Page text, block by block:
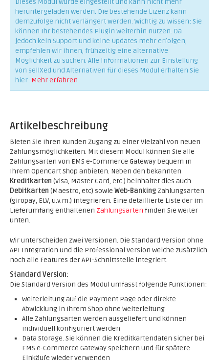
Dieses Modul wurde eingestellt und kann nicht mehr
heruntergeladen werden. Die bestehende Lizenz kann
demzufolge nicht verlängert werden. Wichtig zu wissen: Sie
können Ihr bestehendes Plugin weiterhin nutzen. Da
jedoch kein Support und keine Updates mehr erfolgen,
empfehlen wir Ihnen, frühzeitig eine alternative
Möglichkeit zu suchen. Alle Informationen zur Einstellung
von sellXed und Alternativen für dieses Modul erhalten Sie
hier: Mehr erfahren
Artikelbeschreibung
Bieten Sie Ihren Kunden Zugang zu einer Vielzahl von neuen
Zahlungsmöglichkeiten. Mit diesem Modul können Sie alle
Zahlungsarten von EMS e-Commerce Gateway bequem in
Ihrem OpenCart Shop anbieten. Neben den bekannten
Kreditkarten (Visa, Master Card, etc.) beinhaltet dies auch
Debitkarten (Maestro, etc) sowie Web-Banking Zahlungsarten
(giropay, ELV, u.v.m.) integrieren. Eine detaillierte Liste der im
Lieferumfang enthaltenen Zahlungsarten finden Sie weiter
unten.
Wir unterscheiden zwei Versionen. Die Standard Version ohne
API Integration und die Professional Version welche zusätzlich
noch alle Features der API-Schnittstelle integriert.
Standard Version:
Die Standard Version des Modul umfasst folgende Funktionen:
Weiterleitung auf die Payment Page oder direkte
Abwicklung in Ihrem Shop ohne Weiterleitung
Alle Zahlungsarten werden ausgeliefert und können
individuell konfiguriert werden
Data Storage. Sie können die Kreditkartendaten sicher bei
EMS e-Commerce Gateway speichern und für spätere
Einkäufe wieder verwenden